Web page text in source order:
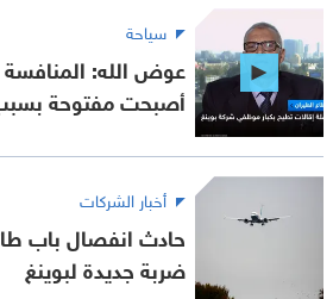
سياحة
عوض الله:
أصبحت مفتوحة
أخبار الشركات
حادث انفصال باب
ضربة جديدة لبوينغ